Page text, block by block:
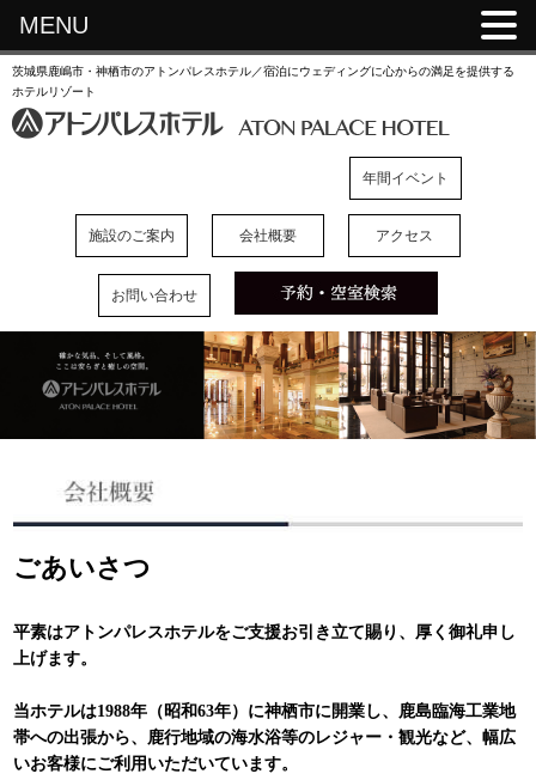
茨城県鹿嶋市・神栖市のアトンパレスホテル／宿泊にウェディングに心からの満足を提供する
ホテルリゾート
年間イベント
施設のご案内 会社概要 アクセス
お問い合わせ
ごあいさつ
平素はアトンパレスホテルをご支援お引き立て賜り、厚く御礼申し
上げます。
当ホテルは1988年（昭和63年）に神栖市に開業し、鹿島臨海工業地
帯への出張から、鹿行地域の海水浴等のレジャー・観光など、幅広
いお客様にご利用いただいています。
MENU